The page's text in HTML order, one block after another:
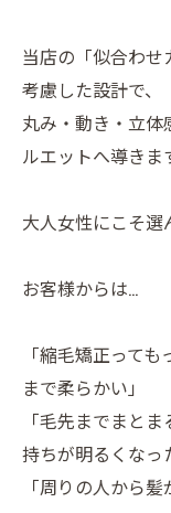
当店の「似合わ
考慮した設計で、
丸み・動き・立
ルエットへ導きま
大人女性にこそ選
お客様からは…
「縮毛矯正って
まで柔らかい」
「毛先までまと
持ちが明るくなっ
「周りの人から